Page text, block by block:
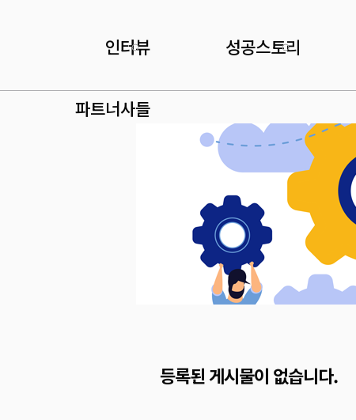
인터뷰 성공스토리
파트너사들
등록된 게시물이 없습니다.